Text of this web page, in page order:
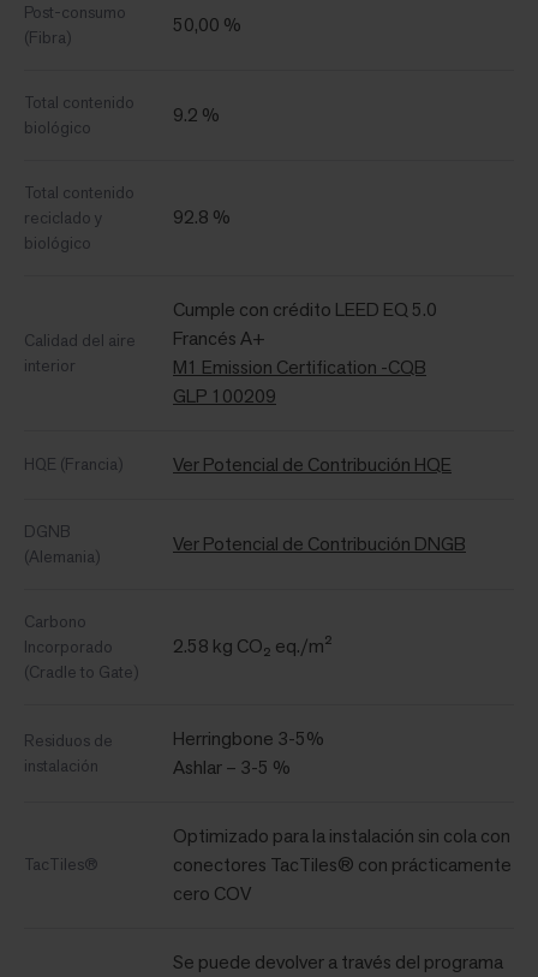
Post-consumo
(Fibra)
50,00 %
Total contenido
biológico
9.2 %
Total contenido
reciclado y
biológico
92.8 %
Calidad del aire
interior
Cumple con crédito LEED EQ 5.0
Francés A+
M1 Emission Certification -CQB
GLP 100209
HQE (Francia) Ver Potencial de Contribución HQE
DGNB
(Alemania)
Ver Potencial de Contribución DNGB
Carbono
Incorporado
(Cradle to Gate)
2.58 kg CO₂ eq./m²
Residuos de
instalación
Herringbone 3-5%
Ashlar – 3-5 %
TacTiles®
Optimizado para la instalación sin cola con
conectores TacTiles® con prácticamente
cero COV
Se puede devolver a través del programa